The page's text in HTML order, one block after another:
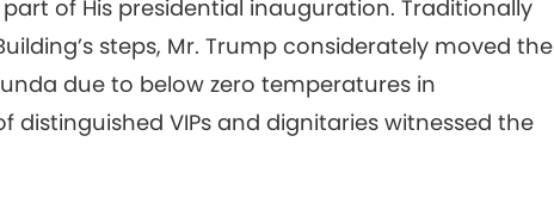
of His presidential inauguration. Traditionally
steps, Mr. Trump considerately moved the
due to below zero temperatures in
distinguished VIPs and dignitaries witnessed the